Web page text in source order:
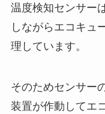
温度検知センサー
しながらエコキュ
理しています。
そのためセンサー
装置が作動してエ